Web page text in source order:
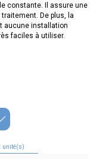
constante. Il assure une
De plus, la
aucune installation
faciles à utiliser.
unité(s)